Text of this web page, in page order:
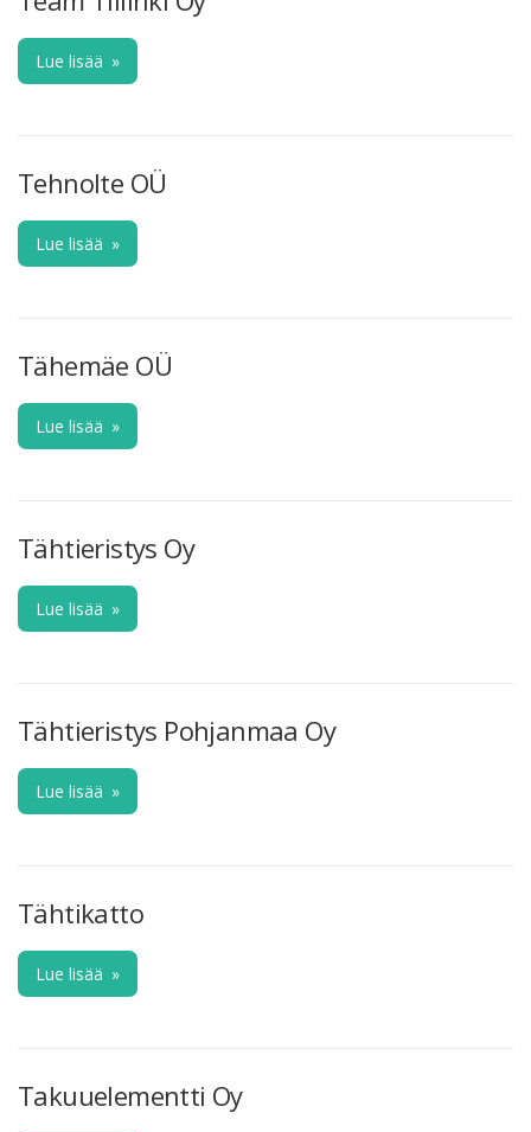
Lue lisää »
Tehnolte OÜ
Lue lisää »
Tähemäe OÜ
Lue lisää »
Tähtieristys Oy
Lue lisää »
Tähtieristys Pohjanmaa Oy
Lue lisää »
Tähtikatto
Lue lisää »
Takuuelementti Oy